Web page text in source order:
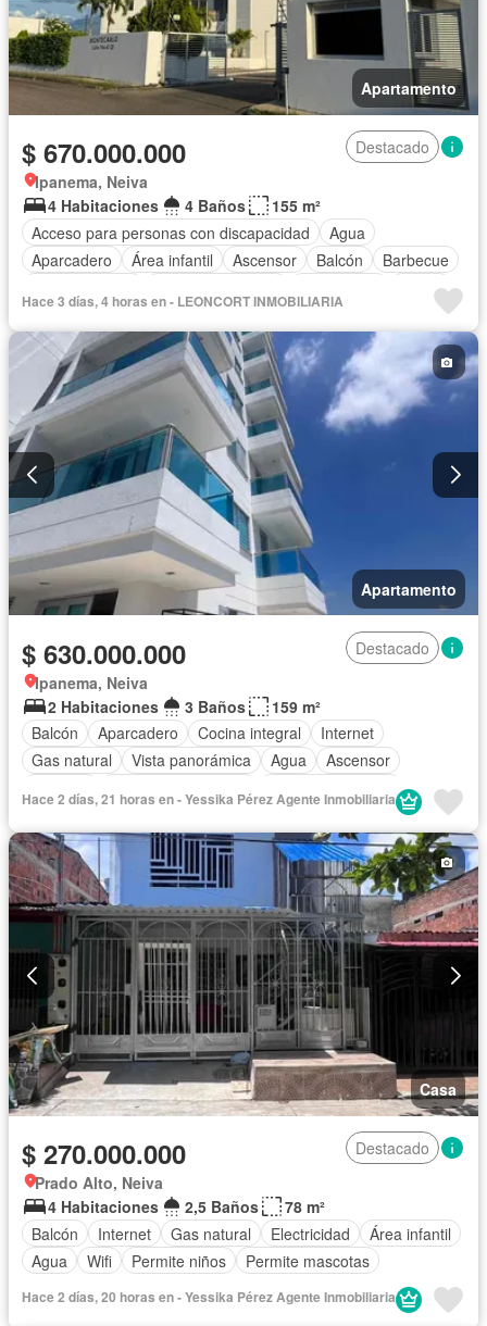
Apartamento
$ 670.000.000
Destacado
Ipanema, Neiva
4 Habitaciones
4 Baños
155 m²
Acceso para personas con discapacidad
Agua
Aparcadero
Área infantil Ascensor Balcón
Barbecue
Jardín
Piscina
Seguridad privada Tanque de agua
Hace 3 días, 4 horas en - LEONCORT INMOBILIARIA
Apartamento
$ 630.000.000
Destacado
Ipanema, Neiva
2 Habitaciones
3 Baños
159 m²
Balcón
Aparcadero Cocina integral
Internet
Gas natural
Vista panorámica Agua
Ascensor
Permite niños
Hace 2 días, 21 horas en - Yessika Pérez Agente Inmobiliaria
Casa
$ 270.000.000
Destacado
Prado Alto, Neiva
4 Habitaciones
2,5 Baños
78 m²
Balcón
Internet Gas natural Electricidad
Área infantil
Agua
Wifi Permite niños Permite mascotas
Hace 2 días, 20 horas en - Yessika Pérez Agente Inmobiliaria